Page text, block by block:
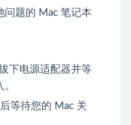
问题的 Mac 笔记本
下电源适配器并等
等待您的 Mac 关